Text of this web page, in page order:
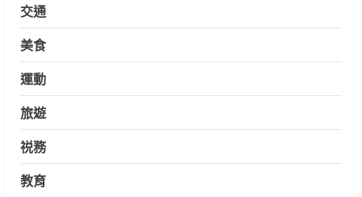
交通
美食
運動
旅遊
祱務
教育